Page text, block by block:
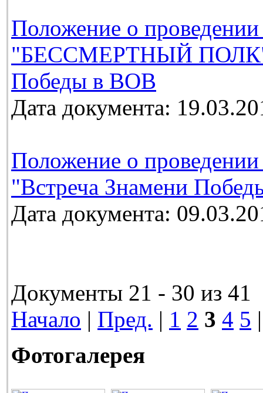
Положение о
"БЕССМЕРТНЫЙ ПОЛК",
Победы в ВОВ
Дата документа:
Положение о
"Встреча Знамени
Дата документа:
Документы 21 - 30 из 41
Начало | Пред. | 1 2 3 4 5
Фотогалерея